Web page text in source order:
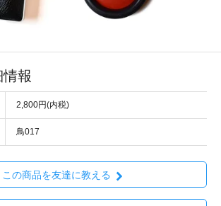
報
2,800円(内税)
鳥017
この商品を友達に教える